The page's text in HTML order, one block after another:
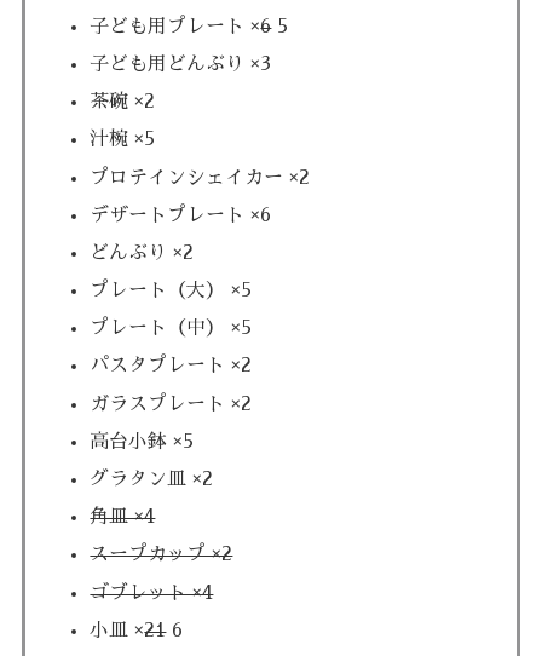
子ども用プレート ×65
子ども用どんぶり ×3
茶碗 ×2
汁椀 ×5
プロテインシェイカー ×2
デザートプレート ×6
どんぶり ×2
プレート（大） ×5
プレート（中） ×5
パスタプレート ×2
ガラスプレート ×2
高台小鉢 ×5
グラタン皿 ×2
角皿 ×4
スープカップ ×2
ゴブレット ×4
小皿 ×216